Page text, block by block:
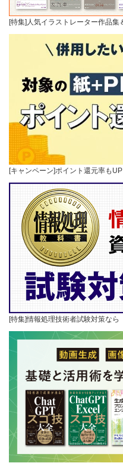
[特集]人気イラストレーター作品集
[キャンペーン]ポイント還元率も
[特集]情報処理技術者試験対策なら